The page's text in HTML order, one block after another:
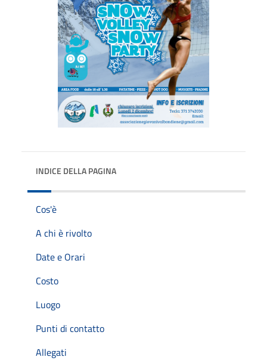
INDICE DELLA PAGINA
Cos'è
A chi è rivolto
Date e Orari
Costo
Luogo
Punti di contatto
Allegati